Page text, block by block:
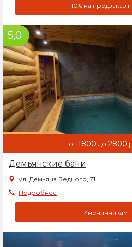
-10% на предзаказ
5,0
от1800 до 2800
Демьянские бани
ул. Демьяна Бедного, 71
Подробнее
Именинникам -